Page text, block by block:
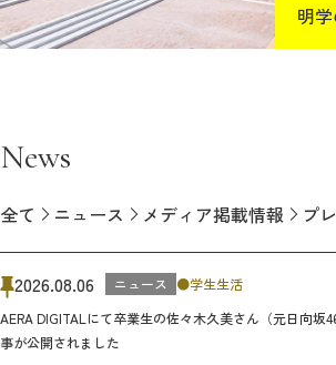
明学
News
全て ニュース メディア掲載情報 プ
2026.08.06 ニュース
学生生活
AERA DIGITALにて卒業生の佐々木久美さん（元日向坂
事が公開されました